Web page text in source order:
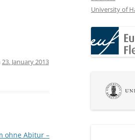
23. January 2013
ohne Abitur –
University of